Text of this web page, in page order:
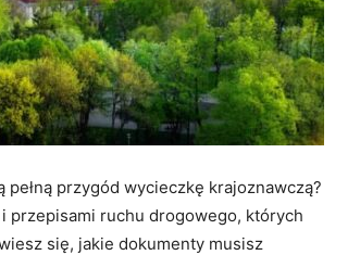
przygód wycieczkę krajoznawczą?
przepisami ruchu drogowego, których
się, jakie dokumenty musisz